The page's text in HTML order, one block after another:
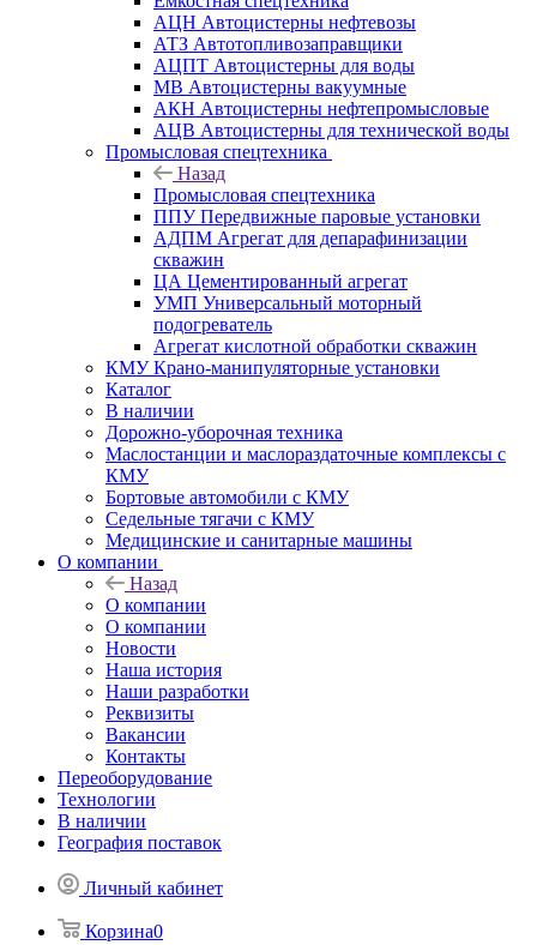
АЦН Автоцистерны нефтевозы
АТЗ Автотопливозаправщики
АЦПТ Автоцистерны для воды
МВ Автоцистерны вакуумные
АКН Автоцистерны нефтепромысловые
АЦВ Автоцистерны для технической воды
Промысловая спецтехника
Назад
Промысловая спецтехника
ППУ Передвижные паровые установки
АДПМ Агрегат для депарафинизации
скважин
ЦА Цементированный агрегат
УМП Универсальный моторный
подогреватель
Агрегат кислотной обработки скважин
КМУ Крано-манипуляторные установки
Каталог
В наличии
Дорожно-уборочная техника
Маслостанции и маслораздаточные комплексы с
КМУ
Бортовые автомобили с КМУ
Седельные тягачи с КМУ
Медицинские и санитарные машины
О компании
Назад
О компании
О компании
Новости
Наша история
Наши разработки
Реквизиты
Вакансии
Контакты
Переоборудование
Технологии
В наличии
География поставок
Личный кабинет
Корзина0